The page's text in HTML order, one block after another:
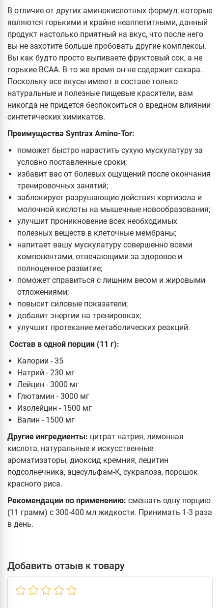
В отличие от других аминокислотных формул, которые
являются горькими и крайне неаппетитными, данный
продукт настолько приятный на вкус, что после него
вы не захотите больше пробовать другие комплексы.
Вы как будто просто выпиваете фруктовый сок, а не
горькие ВСАА. В то же время он не содержит сахара.
Поскольку все вкусы имеют в составе только
натуральные и полезные пищевые красители, вам
никогда не придется беспокоиться о вредном влиянии
синтетических химикатов.
Преимущества Syntrax Amino-Tor:
поможет быстро нарастить сухую мускулатуру за
условно поставленные сроки;
избавит вас от болевых ощущений после окончания
тренировочных занятий;
заблокирует разрушающие действия кортизола и
молочной кислоты на мышечные новообразования;
улучшит проникновение всех необходимых
полезных веществ в клеточные мембраны;
напитает вашу мускулатуру совершенно всеми
компонентами, отвечающими за здоровое и
полноценное развитие;
поможет справиться с лишним весом и жировыми
отложениями;
повысит силовые показатели;
добавит энергии на тренировках;
улучшит протекание метаболических реакций.
Состав в одной порции (11 г):
Калории - 35
Натрий - 230 мг
Лейцин - 3000 мг
Глютамин - 3000 мг
Изолейцин - 1500 мг
Валин - 1500 мг
Другие ингредиенты: цитрат натрия, лимонная
кислота, натуральные и искусственные
ароматизаторы, диоксид кремния, лецитин
подсолнечника, ацесульфам-К, сукралоза, порошок
красного риса.
Рекомендации по применению: смешать одну порцию
(11 грамм) с 300-400 мл жидкости. Принимать 1-3 раза
в день.
Добавить отзыв к товару